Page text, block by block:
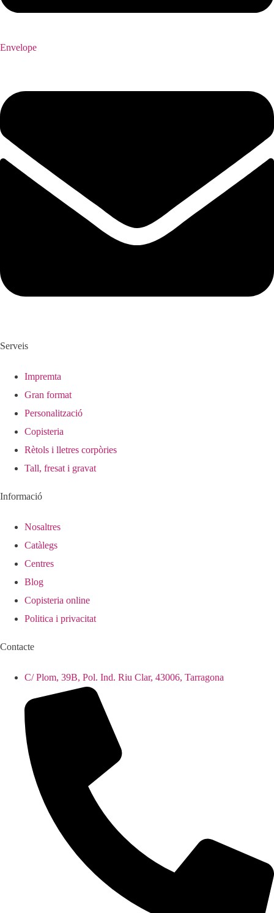
Envelope
Serveis
Impremta
Gran format
Personalització
Copisteria
Rètols i lletres corpòries
Tall, fresat i gravat
Informació
Nosaltres
Catàlegs
Centres
Blog
Copisteria online
Politica i privacitat
Contacte
C/ Plom, 39B, Pol. Ind. Riu Clar, 43006, Tarragona